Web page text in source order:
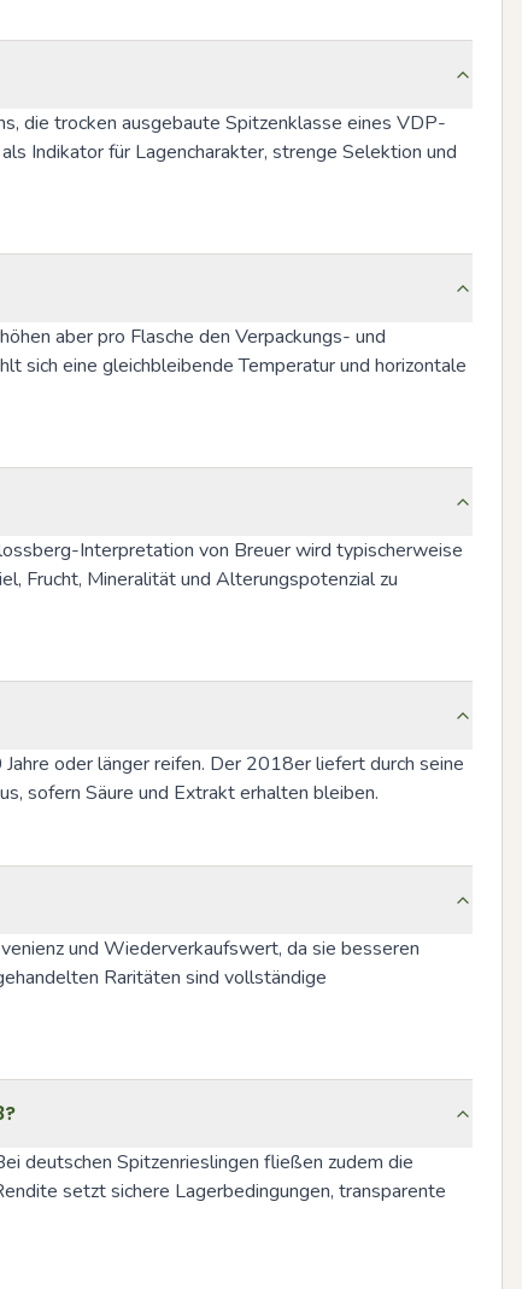
die trocken ausgebaute Spitzenklasse eines VDP-
Indikator für Lagencharakter, strenge Selektion und
aber pro Flasche den Verpackungs- und
sich eine gleichbleibende Temperatur und horizontale
Interpretation von Breuer wird typischerweise
Frucht, Mineralität und Alterungspotenzial zu
oder länger reifen. Der 2018er liefert durch seine
sofern Säure und Extrakt erhalten bleiben.
und Wiederverkaufswert, da sie besseren
Raritäten sind vollständige
deutschen Spitzenrieslingen fließen zudem die
setzt sichere Lagerbedingungen, transparente